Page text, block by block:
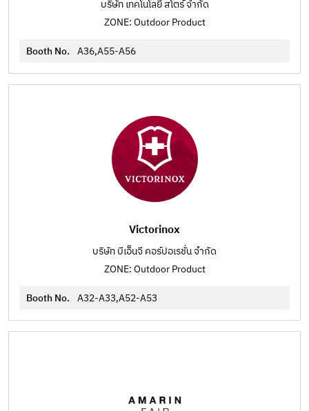
บริษัท เทคโนโลยี่ สโตร์ จำกัด
ZONE: Outdoor Product
Booth No. A36,A55-A56
Victorinox
บริษัท บีเอ็นจี คอร์ปอเรชั่น จำกัด
ZONE: Outdoor Product
Booth No. A32-A33,A52-A53